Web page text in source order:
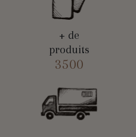
+ de
produits
3500